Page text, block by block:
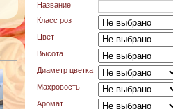
Название
Класс роз
Цвет
Высота
Диаметр цветка
Махровость
Аромат